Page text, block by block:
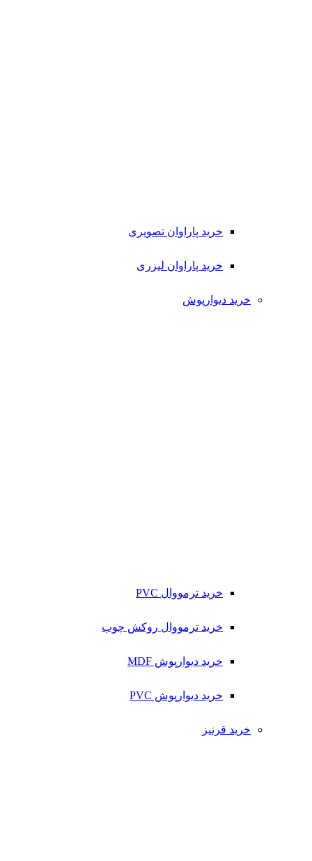
خرید پاراوان تصویری
خرید پاراوان لیزری
خرید دیوارپوش
خرید ترمووال PVC
خرید ترمووال روکش چوب
خرید دیوارپوش MDF
خرید دیوارپوش PVC
خرید قرنیز